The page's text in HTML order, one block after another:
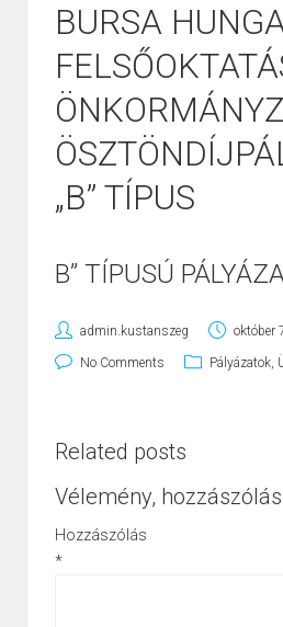
BURSA
„B” TÍPUS
B” TÍPUSÚ
admin.kustanszeg október
No Comments Pályázatok,
Related posts
Vélemény,
Hozzászólás
*